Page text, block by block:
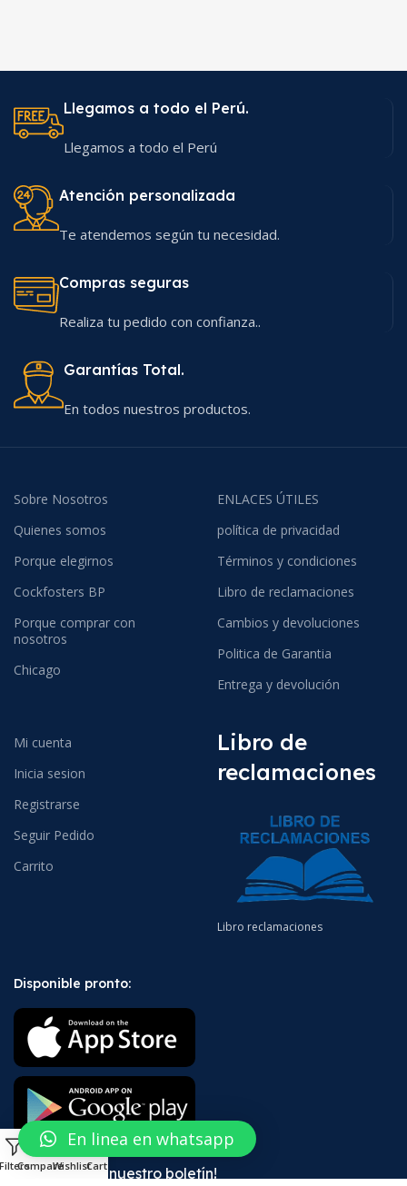
Llegamos a todo el Perú.
Llegamos a todo el Perú
Atención personalizada
Te atendemos según tu necesidad.
Compras seguras
Realiza tu pedido con confianza..
Garantías Total.
En todos nuestros productos.
Sobre Nosotros
Quienes somos
Porque elegirnos
Cockfosters BP
Porque comprar con
nosotros
Chicago
ENLACES ÚTILES
política de privacidad
Términos y condiciones
Libro de reclamaciones
Cambios y devoluciones
Politica de Garantia
Entrega y devolución
Mi cuenta
Inicia sesion
Registrarse
Seguir Pedido
Carrito
Libro de
reclamaciones
Libro reclamaciones
Disponible pronto:
¡Suscríbete a nuestro boletín!
CompareWishlist
0
Cart
En linea en whatsapp